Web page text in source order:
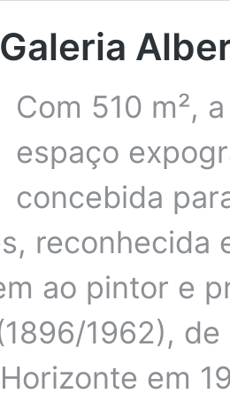
Com 510 m²,
espaço
concebida
reconhecida
ao pintor e
1962),
em